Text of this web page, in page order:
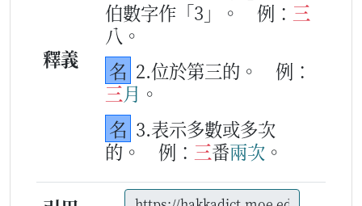
釋義
伯數字作「3」。
例： 三
八。
名 2.位於第三的。
例：
三月 。
名 3.表示多數或多次
的。
例： 三番兩次 。